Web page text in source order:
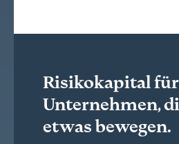
Risikokapital für
Unternehmen,
etwas bewegen.